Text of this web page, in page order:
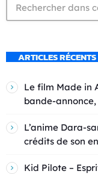
ARTICLES RÉCENTS
Le film Made in
bande-
L’anime Dara-
crédits de son
Kid Pilote –